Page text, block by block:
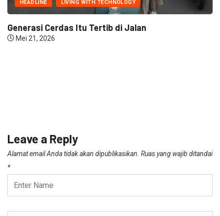
HEADLINE LIVING WITH TECHNOLOGY
Generasi Cerdas Itu Tertib di Jalan
Mei 21, 2026
Leave a Reply
Alamat email Anda tidak akan dipublikasikan. Ruas yang wajib ditandai
*